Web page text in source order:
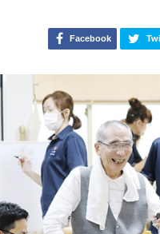
Facebook